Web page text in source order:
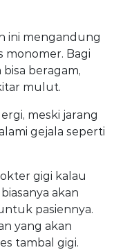
ini mengandung
monomer. Bagi
beragam,
mulut.
meski jarang
gejala seperti
gigi kalau
akan
pasiennya.
yang akan
tambal gigi.